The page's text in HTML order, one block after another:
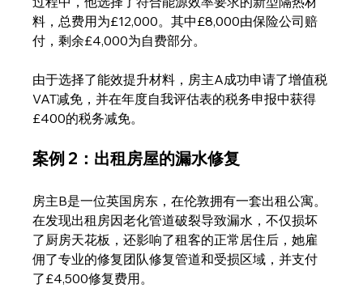
料，总费用为£12,000。其中£8,000由保险公司赔
付，剩余£4,000为自费部分。
由于选择了能效提升材料，房主A成功申请了增值税
VAT减免，并在年度自我评估表的税务申报中获得
£400的税务减免。
案例 2：出租房屋的漏水修复
房主B是一位英国房东，在伦敦拥有一套出租公寓。
在发现出租房因老化管道破裂导致漏水，不仅损坏
了厨房天花板，还影响了租客的正常居住后，她雇
佣了专业的修复团队修复管道和受损区域，并支付
了£4,500修复费用。